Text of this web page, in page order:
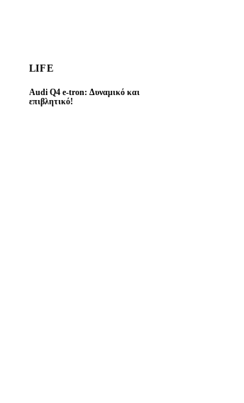
LIFE
Audi Q4 e-tron: Δυναμικό και
επιβλητικό!